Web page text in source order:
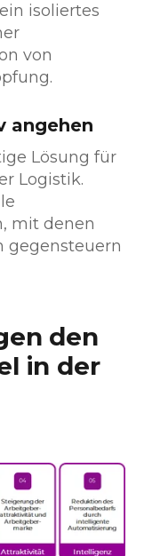
isoliertes
von
angehen
Lösung für
Logistik.
mit denen
gegensteuern
den
in der